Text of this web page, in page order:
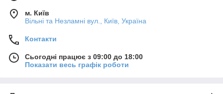
м. Київ
Вільні та Незламні вул., Київ, Україна
Контакти
Сьогодні працює з 09:00 до 18:00
Показати весь графік роботи